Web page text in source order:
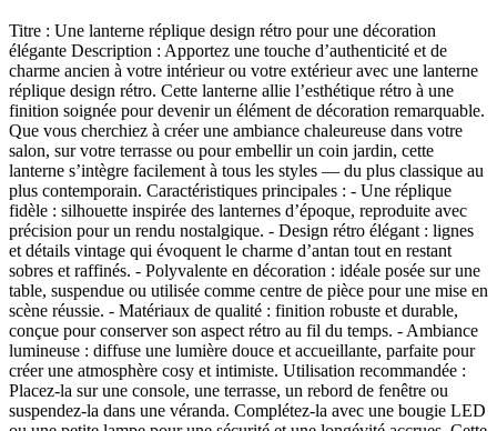
Titre : Une lanterne réplique design rétro pour une décoration
élégante Description : Apportez une touche d’authenticité et de
charme ancien à votre intérieur ou votre extérieur avec une lanterne
réplique design rétro. Cette lanterne allie l’esthétique rétro à une
finition soignée pour devenir un élément de décoration remarquable.
Que vous cherchiez à créer une ambiance chaleureuse dans votre
salon, sur votre terrasse ou pour embellir un coin jardin, cette
lanterne s’intègre facilement à tous les styles — du plus classique au
plus contemporain. Caractéristiques principales : - Une réplique
fidèle : silhouette inspirée des lanternes d’époque, reproduite avec
précision pour un rendu nostalgique. - Design rétro élégant : lignes
et détails vintage qui évoquent le charme d’antan tout en restant
sobres et raffinés. - Polyvalente en décoration : idéale posée sur une
table, suspendue ou utilisée comme centre de pièce pour une mise en
scène réussie. - Matériaux de qualité : finition robuste et durable,
conçue pour conserver son aspect rétro au fil du temps. - Ambiance
lumineuse : diffuse une lumière douce et accueillante, parfaite pour
créer une atmosphère cosy et intimiste. Utilisation recommandée :
Placez-la sur une console, une terrasse, un rebord de fenêtre ou
suspendez-la dans une véranda. Complétez-la avec une bougie LED